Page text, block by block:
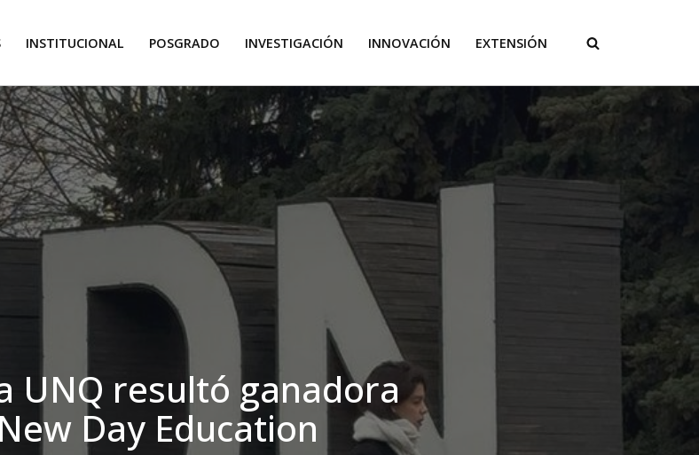
INSTITUCIONAL POSGRADO INVESTIGACIÓN INNOVACIÓN EXTENSIÓN
UNQ resultó ganadora
Day Education